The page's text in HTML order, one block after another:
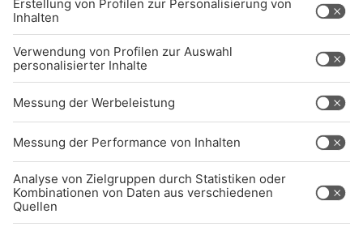
BARRIEREFREIHEIT: WIR ARBEITEN DERZEIT
AKTIV DARAN, UNSERE WEBSITE
BARRIEREFREI ZU GESTALTEN - GEMÄSS D
EN ANFORDERUNGEN DES B
ARRIEREFREIHEITSSTÄRKUNGSGESETZES. W
ENN SIE AUF BARRIEREN STOSSEN ODER UN
NTAKTIEREN SIE UNS GERNE.
Studio-Hotline
(089) 38 38 38 38
info@radiogong.de